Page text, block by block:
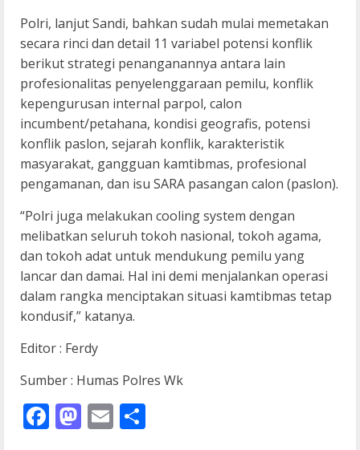
Polri, lanjut Sandi, bahkan sudah mulai memetakan
secara rinci dan detail 11 variabel potensi konflik
berikut strategi penanganannya antara lain
profesionalitas penyelenggaraan pemilu, konflik
kepengurusan internal parpol, calon
incumbent/petahana, kondisi geografis, potensi
konflik paslon, sejarah konflik, karakteristik
masyarakat, gangguan kamtibmas, profesional
pengamanan, dan isu SARA pasangan calon (paslon).
“Polri juga melakukan cooling system dengan
melibatkan seluruh tokoh nasional, tokoh agama,
dan tokoh adat untuk mendukung pemilu yang
lancar dan damai. Hal ini demi menjalankan operasi
dalam rangka menciptakan situasi kamtibmas tetap
kondusif,” katanya.
Editor : Ferdy
Sumber : Humas Polres Wk
Facebook
Mastodon
Email